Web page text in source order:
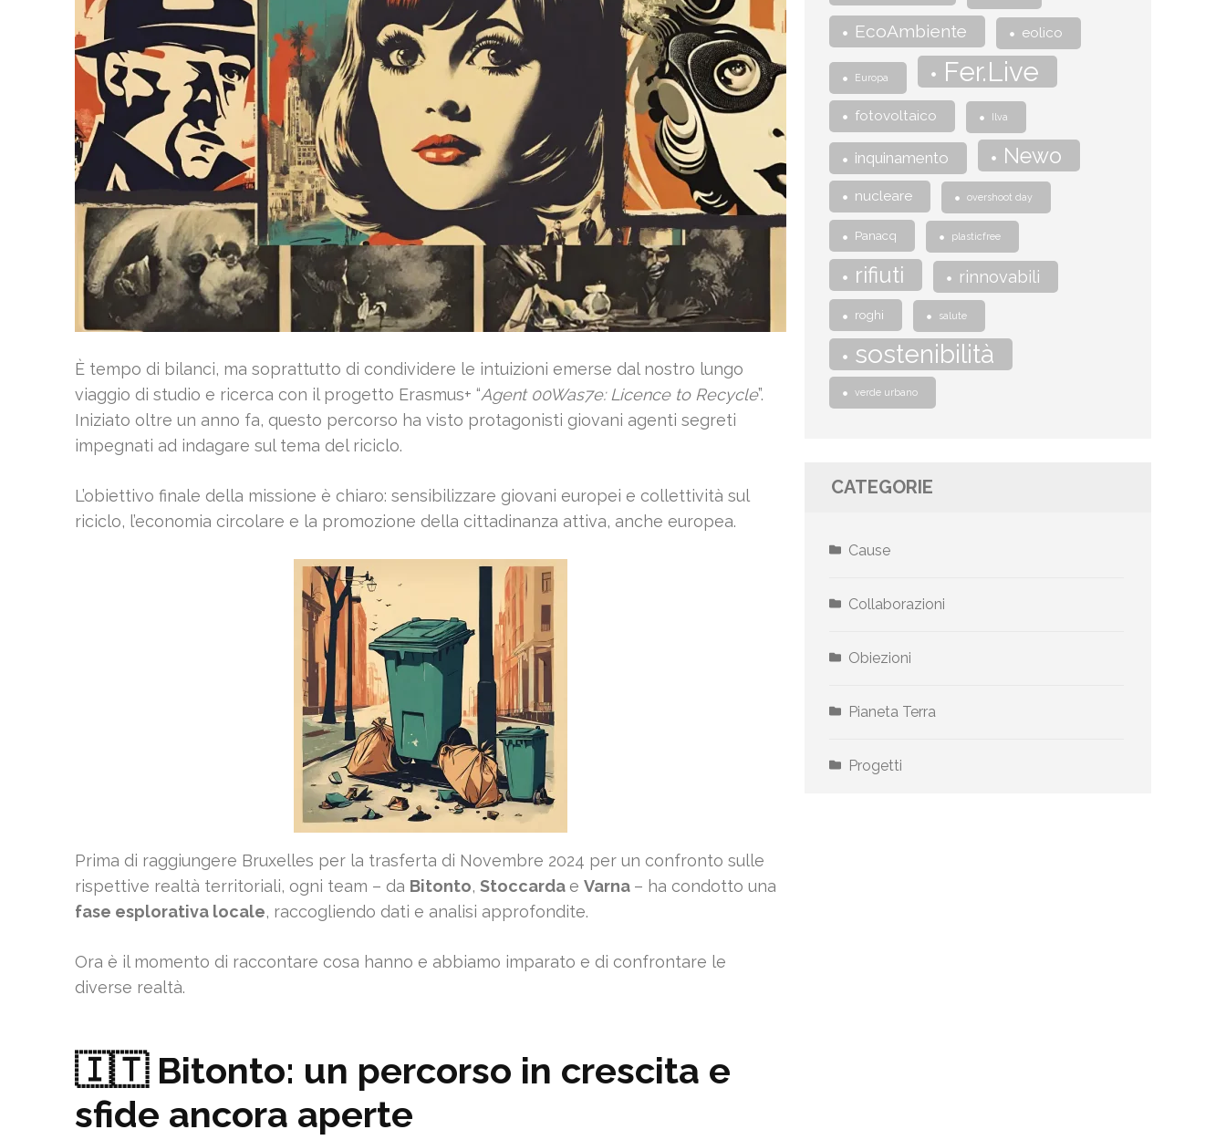
È tempo di bilanci, ma soprattutto di condividere le intuizioni emerse dal nostro lungo
viaggio di studio e ricerca con il progetto Erasmus+ “Agent 00Was7e: Licence to Recycle”.
Iniziato oltre un anno fa, questo percorso ha visto protagonisti giovani agenti segreti
impegnati ad indagare sul tema del riciclo.
L’obiettivo finale della missione è chiaro: sensibilizzare giovani europei e collettività sul
riciclo, l’economia circolare e la promozione della cittadinanza attiva, anche europea.
Prima di raggiungere Bruxelles per la trasferta di Novembre 2024 per un confronto sulle
rispettive realtà territoriali, ogni team – da Bitonto, Stoccarda e Varna – ha condotto una
fase esplorativa locale, raccogliendo dati e analisi approfondite.
Ora è il momento di raccontare cosa hanno e abbiamo imparato e di confrontare le
diverse realtà.
🇮🇹 Bitonto: un percorso in crescita e
sfide ancora aperte
EcoAmbiente eolico
Europa Fer.Live
fotovoltaico Ilva
inquinamento Newo
nucleare overshoot day
Panacq plasticfree
rifiuti rinnovabili
roghi salute
sostenibilità
verde urbano
CATEGORIE
Cause
Collaborazioni
Obiezioni
Pianeta Terra
Progetti